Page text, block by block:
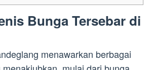
Bunga Tersebar di
menawarkan berbagai